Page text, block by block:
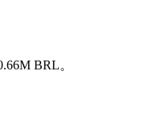
BRL。